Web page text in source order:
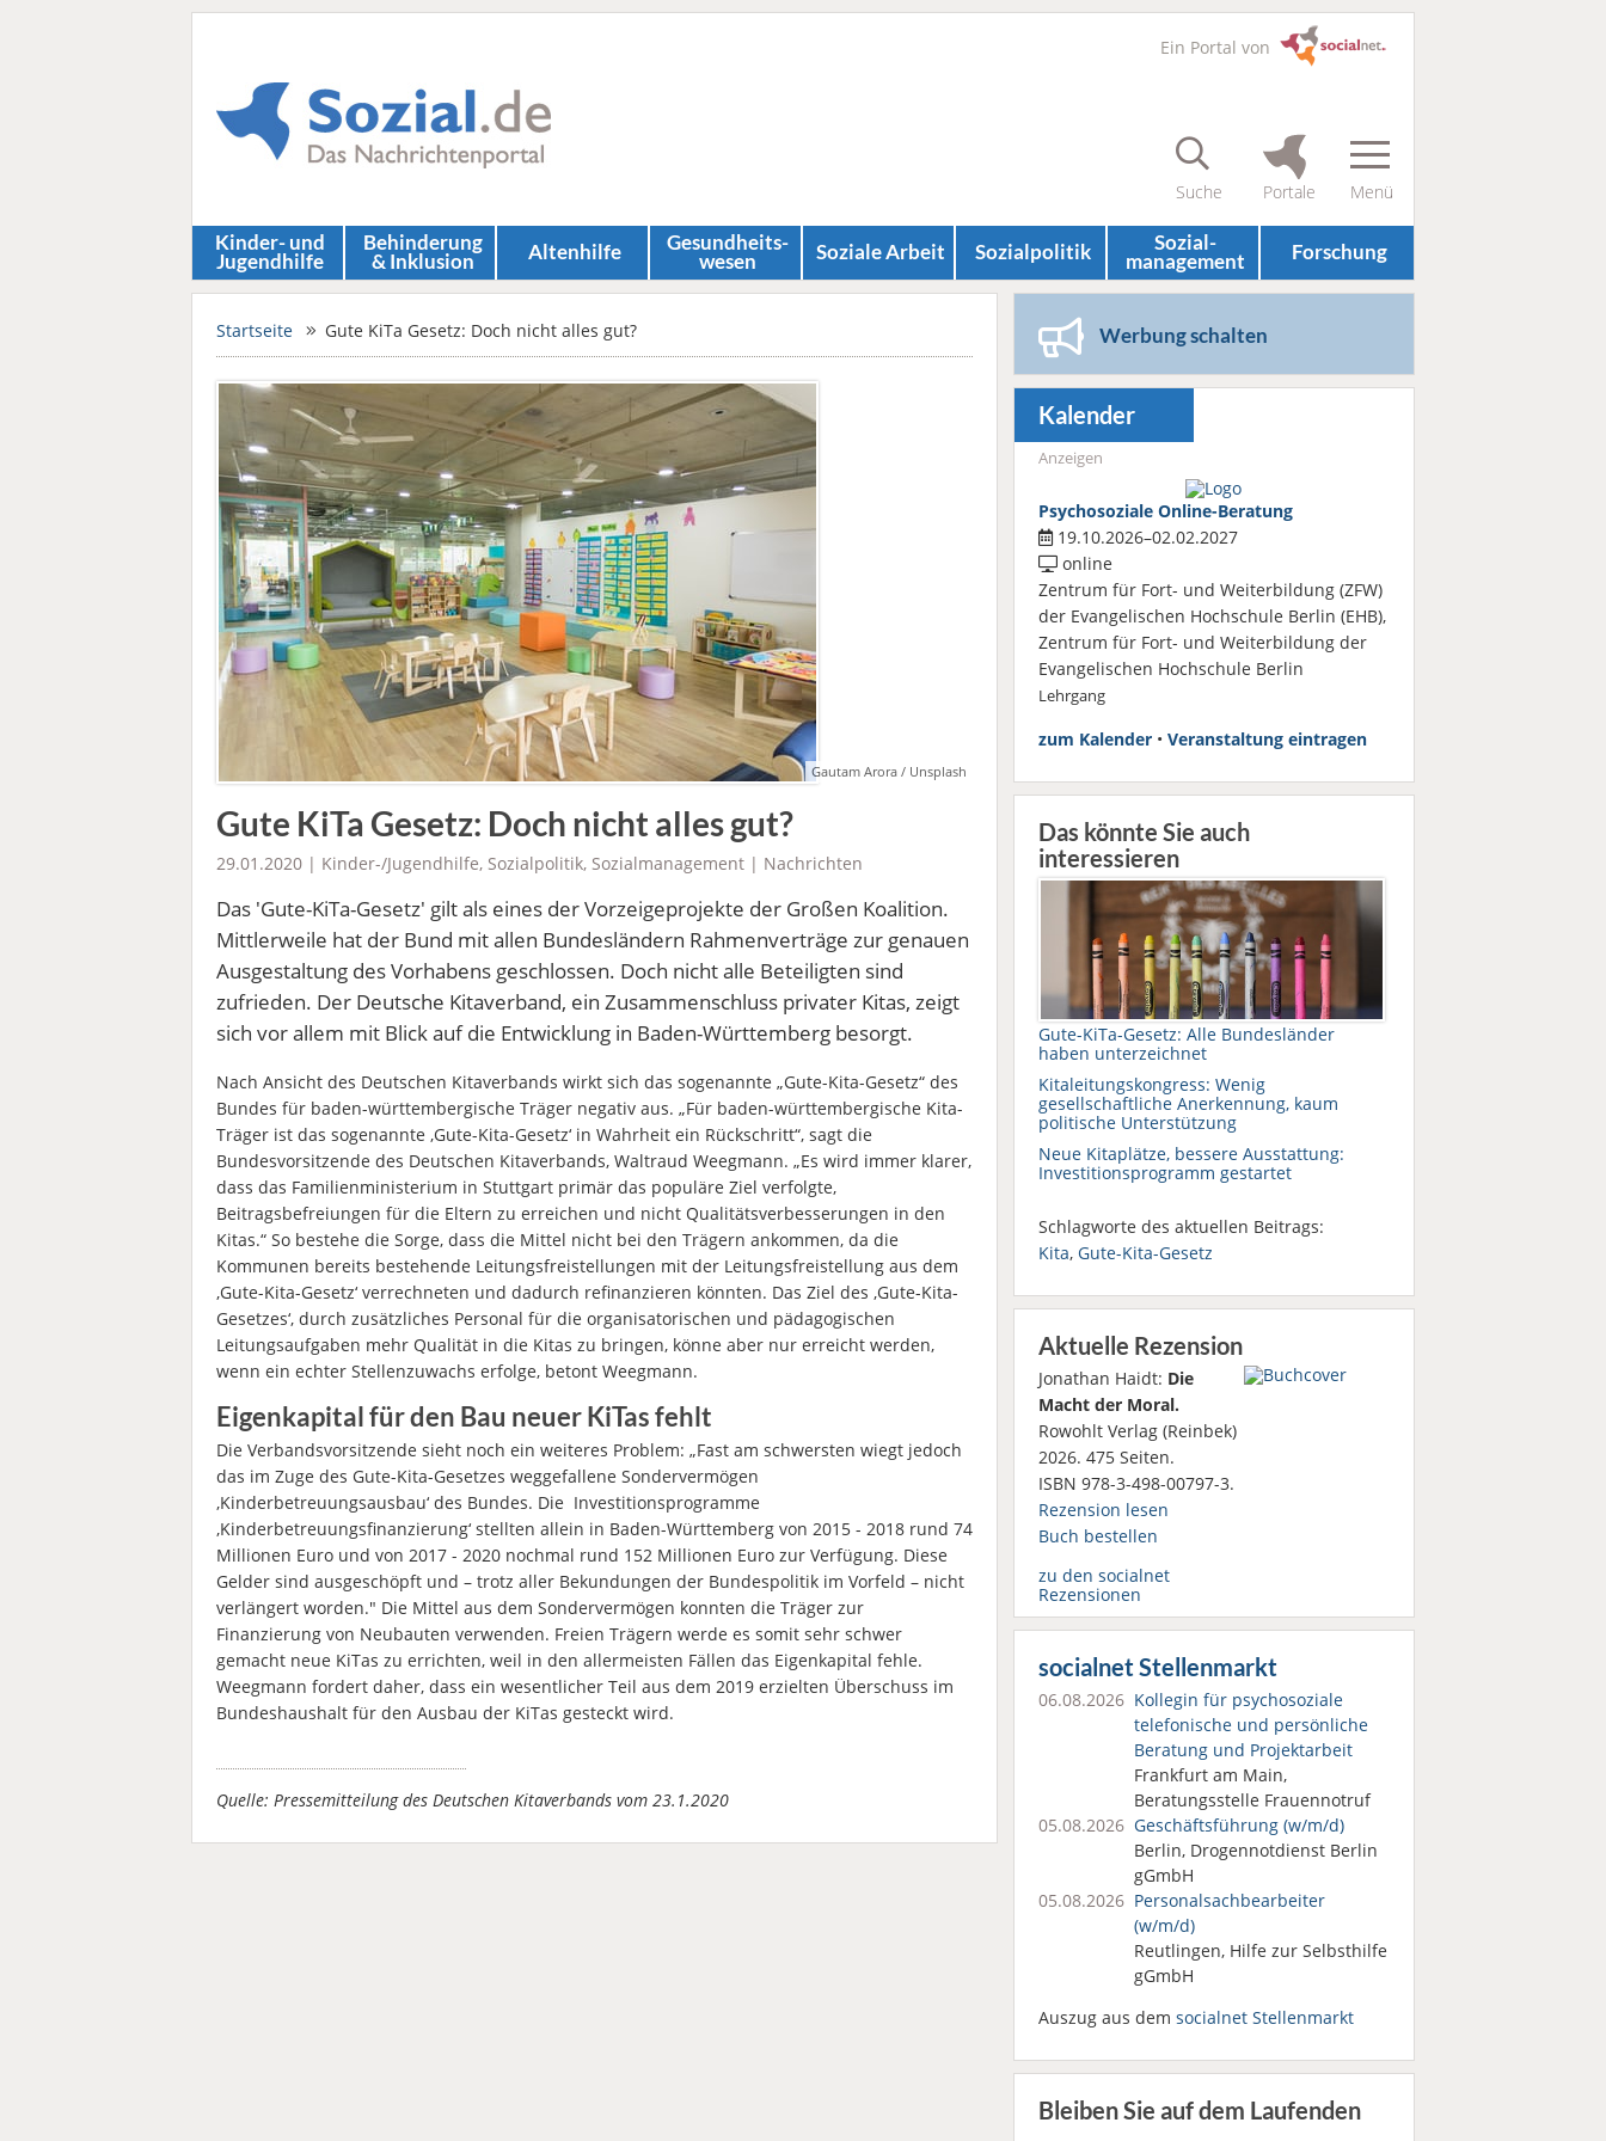
Ein Portal von
Kinder- und
Jugendhilfe
Behinderung
& Inklusion Altenhilfe Gesundheits­
wesen Soziale Arbeit Sozial­politik Sozial­
management Forschung
Startseite Gute KiTa Gesetz: Doch nicht alles gut?
Gautam Arora / Unsplash
Gute KiTa Gesetz: Doch nicht alles gut?
29.01.2020 | Kinder-/Jugendhilfe, Sozialpolitik, Sozialmanagement | Nachrichten
Das 'Gute-KiTa-Gesetz' gilt als eines der Vorzeigeprojekte der Großen Koalition.
Mittlerweile hat der Bund mit allen Bundesländern Rahmenverträge zur genauen
Ausgestaltung des Vorhabens geschlossen. Doch nicht alle Beteiligten sind
zufrieden. Der Deutsche Kitaverband, ein Zusammenschluss privater Kitas, zeigt
sich vor allem mit Blick auf die Entwicklung in Baden-Württemberg besorgt.
Nach Ansicht des Deutschen Kitaverbands wirkt sich das sogenannte „Gute-Kita-Gesetz“ des
Bundes für baden-württembergische Träger negativ aus. „Für baden-württembergische Kita-
Träger ist das sogenannte ‚Gute-Kita-Gesetz‘ in Wahrheit ein Rückschritt“, sagt die
Bundesvorsitzende des Deutschen Kitaverbands, Waltraud Weegmann. „Es wird immer klarer,
dass das Familienministerium in Stuttgart primär das populäre Ziel verfolgte,
Beitragsbefreiungen für die Eltern zu erreichen und nicht Qualitätsverbesserungen in den
Kitas.“ So bestehe die Sorge, dass die Mittel nicht bei den Trägern ankommen, da die
Kommunen bereits bestehende Leitungsfreistellungen mit der Leitungsfreistellung aus dem
‚Gute-Kita-Gesetz‘ verrechneten und dadurch refinanzieren könnten. Das Ziel des ‚Gute-Kita-
Gesetzes‘, durch zusätzliches Personal für die organisatorischen und pädagogischen
Leitungsaufgaben mehr Qualität in die Kitas zu bringen, könne aber nur erreicht werden,
wenn ein echter Stellenzuwachs erfolge, betont Weegmann.
Eigenkapital für den Bau neuer KiTas fehlt
Die Verbandsvorsitzende sieht noch ein weiteres Problem: „Fast am schwersten wiegt jedoch
das im Zuge des Gute-Kita-Gesetzes weggefallene Sondervermögen
‚Kinderbetreuungsausbau‘ des Bundes. Die Investitionsprogramme
‚Kinderbetreuungsfinanzierung‘ stellten allein in Baden-Württemberg von 2015 - 2018 rund 74
Millionen Euro und von 2017 - 2020 nochmal rund 152 Millionen Euro zur Verfügung. Diese
Gelder sind ausgeschöpft und – trotz aller Bekundungen der Bundespolitik im Vorfeld – nicht
verlängert worden." Die Mittel aus dem Sondervermögen konnten die Träger zur
Finanzierung von Neubauten verwenden. Freien Trägern werde es somit sehr schwer
gemacht neue KiTas zu errichten, weil in den allermeisten Fällen das Eigenkapital fehle.
Weegmann fordert daher, dass ein wesentlicher Teil aus dem 2019 erzielten Überschuss im
Bundeshaushalt für den Ausbau der KiTas gesteckt wird.
Quelle: Pressemitteilung des Deutschen Kitaverbands vom 23.1.2020
Werbung schalten
Kalender
Anzeigen
Psychosoziale Online-Beratung
19.10.2026–02.02.2027
online
Zentrum für Fort- und Weiterbildung (ZFW)
der Evangelischen Hochschule Berlin (EHB),
Zentrum für Fort- und Weiterbildung der
Evangelischen Hochschule Berlin
Lehrgang
zum Kalender• Veranstaltung eintragen
Das könnte Sie auch
interessieren
Gute-KiTa-Gesetz: Alle Bundesländer
haben unterzeichnet
Kitaleitungskongress: Wenig
gesellschaftliche Anerkennung, kaum
politische Unterstützung
Neue Kitaplätze, bessere Ausstattung:
Investitionsprogramm gestartet
Schlagworte des aktuellen Beitrags:
Kita, Gute-Kita-Gesetz
Aktuelle Rezension
Jonathan Haidt: Die
Macht der Moral.
Rowohlt Verlag (Reinbek)
2026. 475 Seiten.
ISBN 978-3-498-00797-3.
Rezension lesen
Buch bestellen
zu den socialnet
Rezensionen
socialnet Stellenmarkt
06.08.2026 Kollegin für psychosoziale
telefonische und persönliche
Beratung und Projektarbeit
Frankfurt am Main,
Beratungsstelle Frauennotruf
05.08.2026 Geschäftsführung (w/m/d)
Berlin, Drogennotdienst Berlin
gGmbH
05.08.2026 Personalsach­bearbeiter
(w/m/d)
Reutlingen, Hilfe zur Selbsthilfe
gGmbH
Auszug aus dem socialnet Stellenmarkt
Bleiben Sie auf dem Laufenden